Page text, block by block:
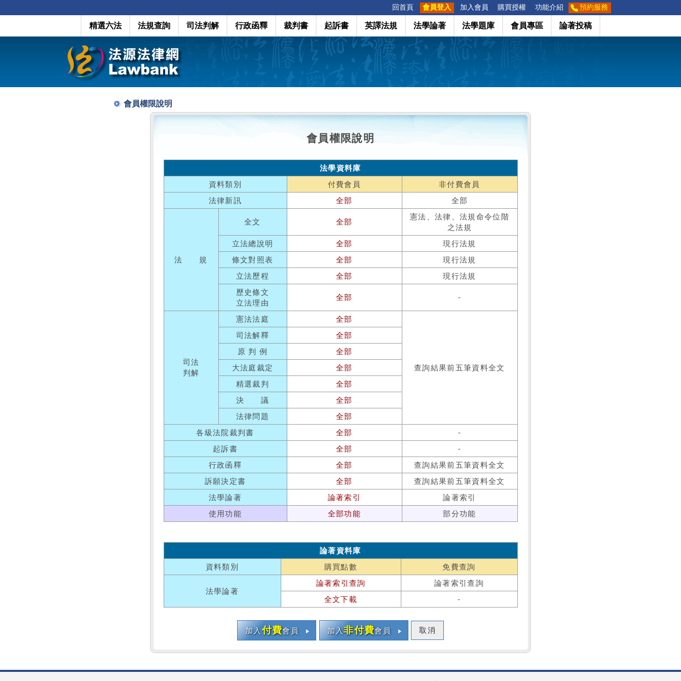
回首頁 會員登入 加入會員 購買授權 功能介紹 預約服務
精選六法 法規查詢 司法判解 行政函釋 裁判書 起訴書 英譯法規 法學論著 法學題庫 會員專區 論著投稿
會員權限說明
會員權限說明
法學資料庫
資料類別
付費會員
非付費會員
法律新訊
全部 全部
法 規
全文 全部
憲法、法律、法規命令位階
之法規
立法總說明
全部
現行法規
條文對照表
全部
現行法規
立法歷程
全部
現行法規
歷史條文
立法理由
全部 -
司法
判解
憲法法庭 全部
查詢結果前五筆資料全文
司法解釋
全部
原 判 例
全部
大法庭裁定
全部
精選裁判
全部
決 議
全部
法律問題
全部
各級法院裁判書
全部
-
起訴書
全部
-
行政函釋
全部
查詢結果前五筆資料全文
訴願決定書
全部
查詢結果前五筆資料全文
法學論著
論著索引
論著索引
使用功能
全部功能 部分功能
論著資料庫
資料類別
購買點數 免費查詢
法學論著
論著索引查詢
論著索引查詢
全文下載
-
加入付費會員 加入非付費會員 取消